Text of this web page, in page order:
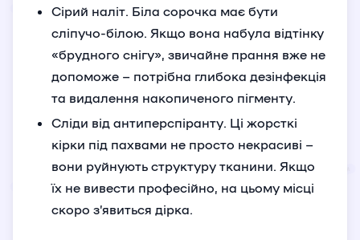
Сірий наліт. Біла сорочка має бути
сліпучо-білою. Якщо вона набула відтінку
«брудного снігу», звичайне прання вже не
допоможе – потрібна глибока дезінфекція
та видалення накопиченого пігменту.
Сліди від антиперспіранту. Ці жорсткі
кірки під пахвами не просто некрасиві –
вони руйнують структуру тканини. Якщо
їх не вивести професійно, на цьому місці
скоро з’явиться дірка.